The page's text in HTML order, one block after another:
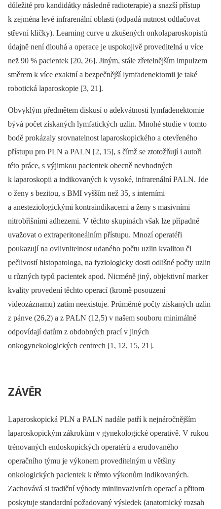
důležité pro kandidátky následné radioterapie) a snazší přístup
k zejména levé infrarenální oblasti (odpadá nutnost odtlačovat
střevní kličky). Learning curve u zkušených onkolaparoskopistů
údajně není dlouhá a operace je uspokojivě proveditelná u více
než 90 % pacientek [20, 26]. Jiným, stále zřetelnějším impulzem
směrem k více exaktní a bezpečnější lymfadenektomii je také
robotická laparoskopie [3, 21].
Obvyklým předmětem diskusí o adekvátnosti lymfadenektomie
bývá počet získaných lymfatických uzlin. Mnohé studie v tomto
bodě prokázaly srovnatelnost laparoskopického a otevřeného
přístupu pro PLN a PALN [2, 15], s čímž se ztotožňují i autoři
této práce, s výjimkou pacientek obecně nevhodných
k laparoskopii a indikovaných k vysoké, infrarenální PALN. Jde
o ženy s bezitou, s BMI vyšším než 35, s interními
a anesteziologickými kontraindikacemi a ženy s masivními
nitrobřišními adhezemi. V těchto skupinách však lze případně
uvažovat o extraperitoneálním přístupu. Mnozí operatéři
poukazují na ovlivnitelnost udaného počtu uzlin kvalitou či
pečlivostí histopatologa, na fyziologicky dosti odlišné počty uzlin
u různých typů pacientek apod. Nicméně jiný, objektivní marker
kvality provedení těchto operací (kromě posouzení
videozáznamu) zatím neexistuje. Průměrné počty získaných uzlin
z pánve (26,2) a z PALN (12,5) v našem souboru minimálně
odpovídají datům z obdobných prací v jiných
onkogynekologických centrech [1, 12, 15, 21].
ZÁVĚR
Laparoskopická PLN a PALN nadále patří k nejnáročnějším
laparoskopickým zákrokům v gynekologické operativě. V rukou
trénovaných endoskopických operatérů a erudovaného
operačního týmu je výkonem proveditelným u většiny
onkologických pacientek k těmto výkonům indikovaných.
Zachovává si tradiční výhody miniinvazivních operací a přitom
poskytuje standardní požadovaný výsledek (anatomický rozsah